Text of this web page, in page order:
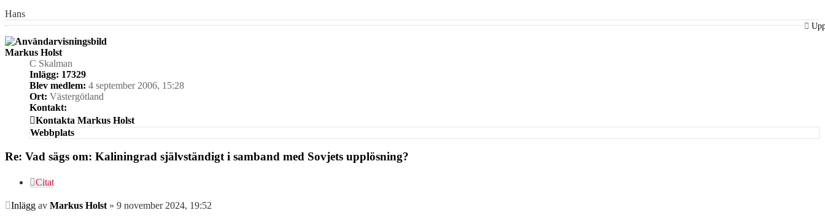
Hans
Markus Holst
C Skalman
Inlägg: 17329
Blev medlem: 4 september 2006, 15:28
Ort: Västergötland
Kontakt:
Kontakta Markus Holst
Webbplats
Re: Vad sägs om: Kaliningrad självständigt i samband med Sovjets upplösning?
Citat
Inlägg av Markus Holst » 9 november 2024, 19:52